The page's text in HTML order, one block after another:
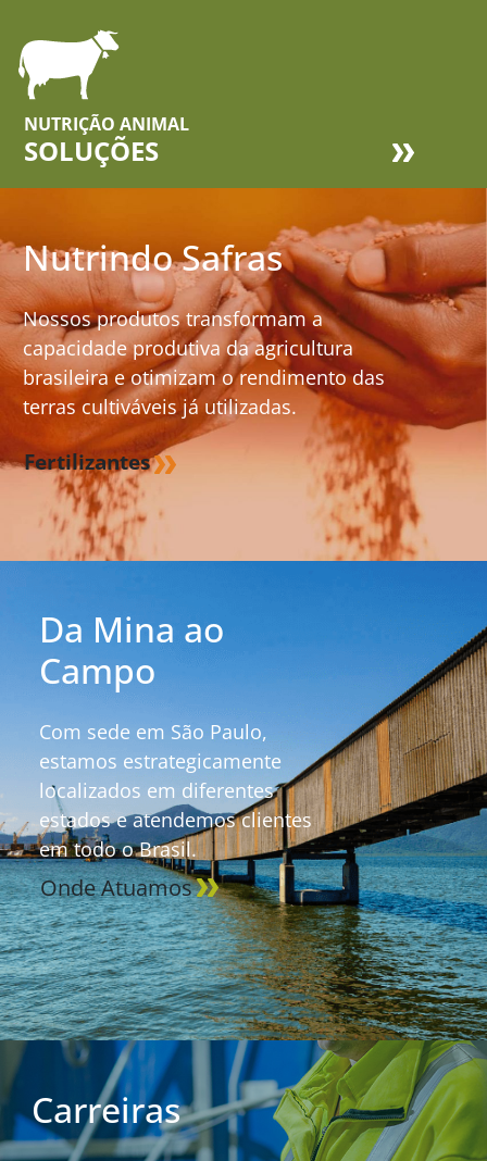
NUTRIÇÃO ANIMAL
SOLUÇÕES
Nutrindo Safras
Nossos produtos transformam a
capacidade produtiva da agricultura
brasileira e otimizam o rendimento das
terras cultiváveis já utilizadas.
Fertilizantes
Da Mina ao
Campo
Com sede em São Paulo,
estamos estrategicamente
localizados em diferentes
estados e atendemos clientes
em todo o Brasil.
Onde Atuamos
Carreiras